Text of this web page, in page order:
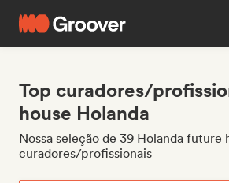
Top curadores/
house Holanda
Nossa seleção de 39 Holanda future
curadores/profissionais